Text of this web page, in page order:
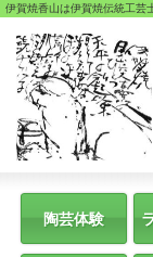
伊賀焼香山は伊賀焼伝統工芸
陶芸体験